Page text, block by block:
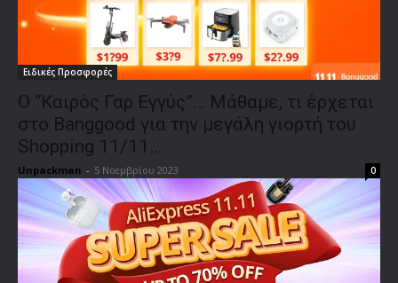
Ειδικές Προσφορές
Ο “Καιρός Γαρ Εγγύς”… Μάθαμε, τι έρχεται
στο Banggood για την μεγάλη γιορτή του
Shopping 11/11…
Unpackman - 5 Νοεμβρίου 2023 0